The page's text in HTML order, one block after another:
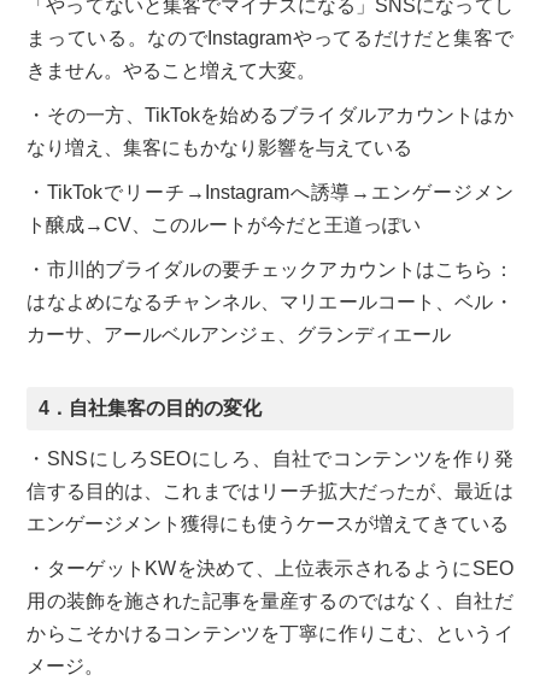
「やってないと集客でマイナスになる」SNSになってし
まっている。なのでInstagramやってるだけだと集客で
きません。やること増えて大変。
・その一方、TikTokを始めるブライダルアカウントはか
なり増え、集客にもかなり影響を与えている
・TikTokでリーチ→Instagramへ誘導→エンゲージメン
ト醸成→CV、このルートが今だと王道っぽい
・市川的ブライダルの要チェックアカウントはこちら：
はなよめになるチャンネル、マリエールコート、ベル・
カーサ、アールベルアンジェ、グランディエール
4．自社集客の目的の変化
・SNSにしろSEOにしろ、自社でコンテンツを作り発
信する目的は、これまではリーチ拡大だったが、最近は
エンゲージメント獲得にも使うケースが増えてきている
・ターゲットKWを決めて、上位表示されるようにSEO
用の装飾を施された記事を量産するのではなく、自社だ
からこそかけるコンテンツを丁寧に作りこむ、というイ
メージ。